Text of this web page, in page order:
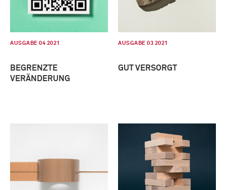
AUSGABE 04 2021
BEGRENZTE
VERÄNDERUNG
AUSGABE 03 2021
GUT VERSORGT